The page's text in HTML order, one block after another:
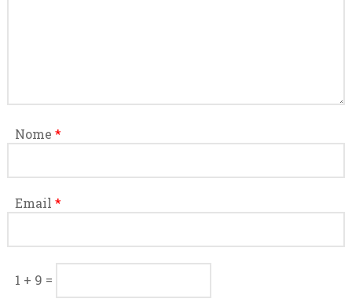
Nome *
Email *
1 + 9 =